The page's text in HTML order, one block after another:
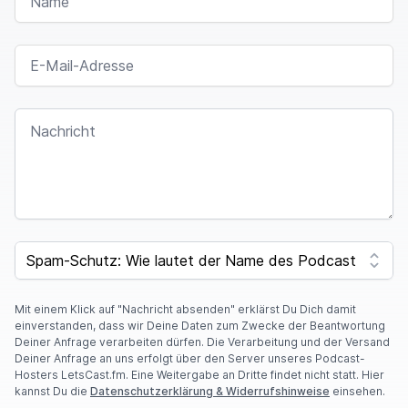
Flüchtlinge, die aus der Ukraine nach Polen
Ukraine ist nicht weit von Krakau entfernt.
damit liegen Krieg und Elend fast vor der Haustür
der Gastgeberstadt der Vollversammlung. Und
ganz nah liegt auch Auschwitz und damit der Ort
Auschwitz-Birkenau aufsuchen. Sie wird der
Millionen Opfer des Nationalsozialismus
gedenken. Und natürlich wird sie auch fragen,
niemals und nirgends mehr wiederholen mögen.
Anna Wyszynska, die Vorsitzende des örtlichen
Planungsausschusses für die Vollversammlung, ist
stolz, dass die Lutherische Kirche Polens die
E-MAIL-ADRESSE
NACHRICHT
SPAM CAPTCHA
Mit einem Klick auf "Nachricht absenden" erklärst Du Dich damit
einverstanden, dass wir Deine Daten zum Zwecke der Beantwortung
Deiner Anfrage verarbeiten dürfen. Die Verarbeitung und der Versand
Deiner Anfrage an uns erfolgt über den Server unseres Podcast-
Hosters LetsCast.fm. Eine Weitergabe an Dritte findet nicht statt. Hier
kannst Du die Datenschutzerklärung & Widerrufshinweise einsehen.